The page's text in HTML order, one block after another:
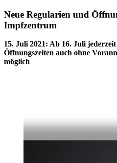
Neue Regularien und
Impfzentrum
15. Juli 2021: Ab 16. Juli
Öffnungszeiten auch ohne
möglich